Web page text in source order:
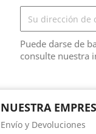
Puede darse de
consulte nuestra
NUESTRA
Envío y Devoluciones